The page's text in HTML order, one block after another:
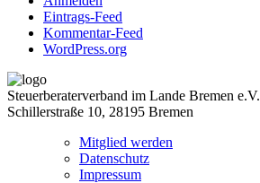
Eintrags-Feed
Kommentar-Feed
WordPress.org
Steuerberaterverband im Lande Bremen e.V.
Schillerstraße 10, 28195 Bremen
Mitglied werden
Datenschutz
Impressum